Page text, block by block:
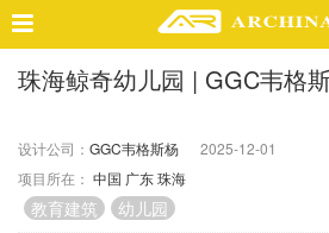
精选案例
景 观
室 内
视 频
珠海鲸奇幼儿园 | GGC韦格
设计公司： GGC韦格斯杨
2025-12-01
项目所在： 中国 广东珠海
教育建筑 幼儿园